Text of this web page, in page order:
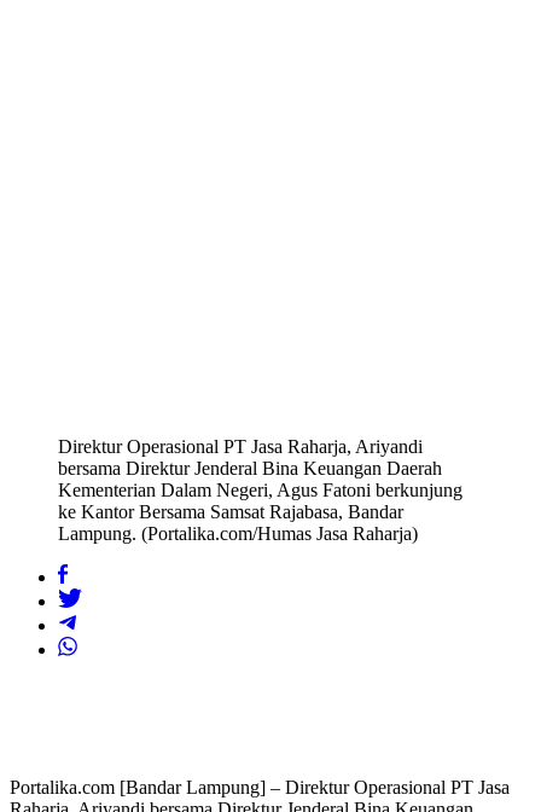
Direktur Operasional PT Jasa Raharja, Ariyandi
bersama Direktur Jenderal Bina Keuangan Daerah
Kementerian Dalam Negeri, Agus Fatoni berkunjung
ke Kantor Bersama Samsat Rajabasa, Bandar
Lampung. (Portalika.com/Humas Jasa Raharja)
Portalika.com [Bandar Lampung] – Direktur Operasional PT Jasa